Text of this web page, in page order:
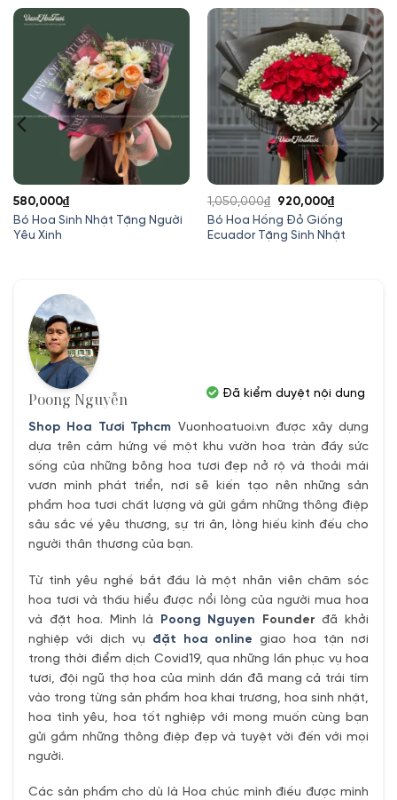
Bó Hoa Sinh Nhật Tặng Người
Yêu Xinh
580,000₫
Bó Hoa Hồng Đỏ Giống
Ecuador Tặng Sinh Nhật
1,050,000₫
Giá
gốc
là:
920,000₫Giá
hiện
tại
Poong Nguyễn
Shop Hoa Tươi Tphcm Vuonhoatuoi.vn được xây dựng
dựa trên cảm hứng về một khu vườn hoa tràn đầy sức
sống của những bông hoa tươi đẹp nở rộ và thoải mái
vươn mình phát triển, nơi sẽ kiến tạo nên những sản
phẩm hoa tươi chất lượng và gửi gắm những thông điệp
sâu sắc về yêu thương, sự tri ân, lòng hiếu kính đếu cho
người thân thương của bạn.
Từ tình yêu nghề bắt đầu là một nhân viên chăm sóc
hoa tươi và thấu hiểu được nổi lòng của người mua hoa
và đặt hoa. Mình là
Poong Nguyen Founder đã khởi
nghiệp với dịch vụ đặt hoa online giao hoa tận nơi
trong thời điểm dịch Covid19, qua những lần phục vụ hoa
tươi, đội ngũ thợ hoa của mình dần đã mang cả trái tím
vào trong từng sản phẩm hoa khai trương, hoa sinh nhật,
hoa tình yêu, hoa tốt nghiệp với mong muốn cùng bạn
gửi gắm những thông điệp đẹp và tuyệt vời đến với mọi
người.
Các sản phẩm cho dù là Hoa chúc mình điều được mình
Đã kiểm duyệt nội dung